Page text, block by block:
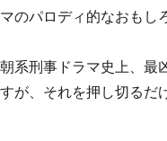
のパロディ的なおもし
系刑事ドラマ史上、
が、それを押し切るだ